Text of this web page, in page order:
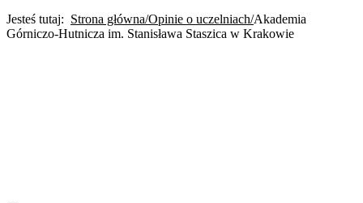
Jesteś tutaj: Strona główna Opinie o uczelniach Akademia
Górniczo-Hutnicza im. Stanisława Staszica w Krakowie